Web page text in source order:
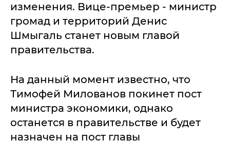
изменения. Вице-премьер - министр
громад и территорий Денис
Шмыгаль станет новым главой
правительства.
На данный момент известно, что
Тимофей Милованов покинет пост
министра экономики, однако
останется в правительстве и будет
назначен на пост главы